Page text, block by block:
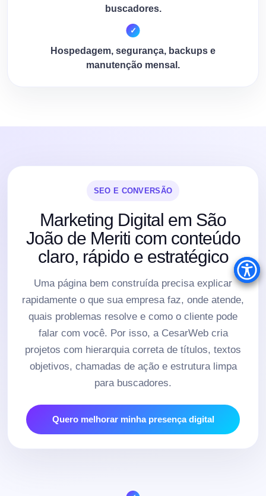
buscadores.
Hospedagem, segurança, backups e
manutenção mensal.
SEO E CONVERSÃO
Marketing Digital em São
João de Meriti com conteúdo
claro, rápido e estratégico
Uma página bem construída precisa explicar
rapidamente o que sua empresa faz, onde atende,
quais problemas resolve e como o cliente pode
falar com você. Por isso, a CesarWeb cria
projetos com hierarquia correta de títulos, textos
objetivos, chamadas de ação e estrutura limpa
para buscadores.
Quero melhorar minha presença digital